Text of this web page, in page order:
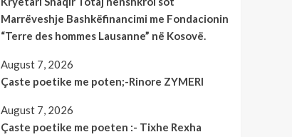
Marrëveshje Bashkëfinancimi me Fondacionin
“Terre des hommes Lausanne” në Kosovë.
August 7, 2026
Çaste poetike me poten;-Rinore ZYMERI
August 7, 2026
Çaste poetike me poeten :- Tixhe Rexha